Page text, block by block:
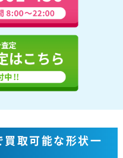
取可能な形状一